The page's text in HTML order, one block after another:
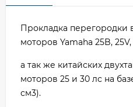
Прокладка перегородки
моторов Yamaha 25B, 25V,
а так же китайских
моторов 25 и 30 лс на
см3).